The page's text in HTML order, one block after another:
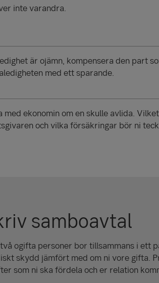
inte varandra.
är ojämn, kompensera den part
med ett sparande.
med ekonomin om en skulle avlida. Vilket
och vilka försäkringar bör ni
samboavtal
ogifta personer bor tillsammans i ett
skydd jämfört med om ni vore gifta.
som ni ska fördela och er relation